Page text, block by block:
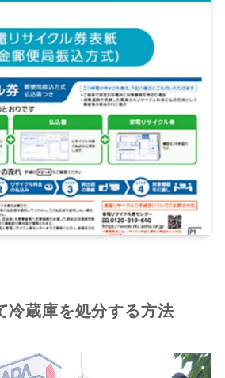
冷蔵庫を処分する方法